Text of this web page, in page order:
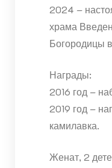
2024 –
храма
Богородицы
Награды:
2016 год –
2019 год –
камилавка.
Женат, 2